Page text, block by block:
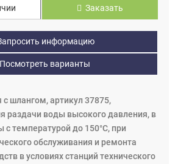
Заказать
информацию
Посмотреть варианты
шлангом, артикул 37875,
раздачи воды высокого давления, в
с температурой до 150°С, при
обслуживания и ремонта
в условиях станций технического